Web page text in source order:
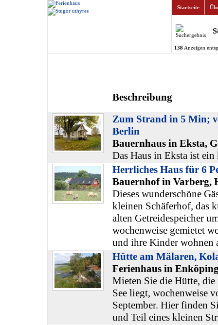
Startseite
138Anzeigen
Beschreibung
Zum Strand in 5 Min;
Berlin
Bauernhaus in Eksta,
Das Haus in Eksta ist
Herrliches Haus für 6
Bauernhof in Varberg,
Dieses wunderschöne
kleinen Schäferhof, das
alten Getreidespeicher
wochenweise gemietet
und ihre Kinder wohnen
Hütte am Mälaren,
Ferienhaus in
Mieten Sie die Hütte,
See liegt, wochenweise
September. Hier finden
und Teil eines kleinen